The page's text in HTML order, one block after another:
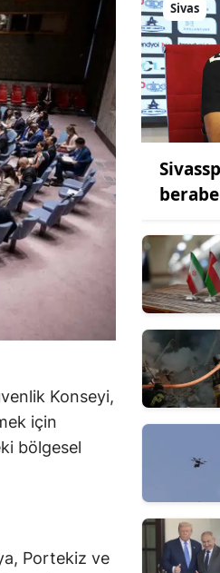
Konseyi,
için
bölgesel
Portekiz ve
Sivas